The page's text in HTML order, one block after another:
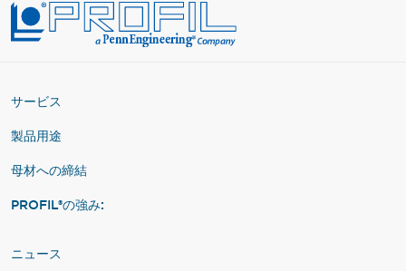
サービス
製品用途
母材への締結
PROFIL®の強み:
ニュース